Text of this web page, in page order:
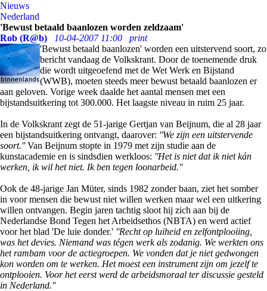
Nieuws
Nederland
'Bewust betaald baanlozen worden zeldzaam'
Rob (R@b)
10-04-2007 11:00
print
'Bewust betaald baanlozen' worden een uitstervend soort, zo
bericht vandaag de Volkskrant. Door de toenemende druk
die wordt uitgeoefend met de Wet Werk en Bijstand
(WWB), moeten steeds meer bewust betaald baanlozen er
aan geloven. Vorige week daalde het aantal mensen met een
bijstandsuitkering tot 300.000. Het laagste niveau in ruim 25 jaar.
In de Volkskrant zegt de 51-jarige Gertjan van Beijnum, die al 28 jaar
een bijstandsuitkering ontvangt, daarover: ''We zijn een uitstervende
soort.''Van Beijnum stopte in 1979 met zijn studie aan de
kunstacademie en is sindsdien werkloos: ''Het is niet dat ik niet kán
werken, ik wil het niet. Ik ben tegen loonarbeid.''
Ook de 48-jarige Jan Müter, sinds 1982 zonder baan, ziet het somber
in voor mensen die bewust niet willen werken maar wel een uitkering
willen ontvangen. Begin jaren tachtig sloot hij zich aan bij de
Nederlandse Bond Tegen het Arbeidsethos (NBTA) en werd actief
voor het blad 'De luie donder.' ''Recht op luiheid en zelfontplooiing,
was het devies. Niemand was tégen werk als zodanig. We werkten ons
het rambam voor de actiegroepen. We vonden dat je niet gedwongen
kon worden om te werken. Het moest een instrument zijn om jezelf te
ontplooien. Voor het eerst werd de arbeidsmoraal ter discussie gesteld
in Nederland.''